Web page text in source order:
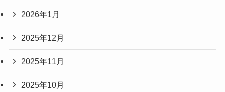
2026年1月
2025年12月
2025年11月
2025年10月